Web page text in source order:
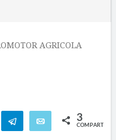
AGRICOLA
Telegram Email 3
COMPARTIR